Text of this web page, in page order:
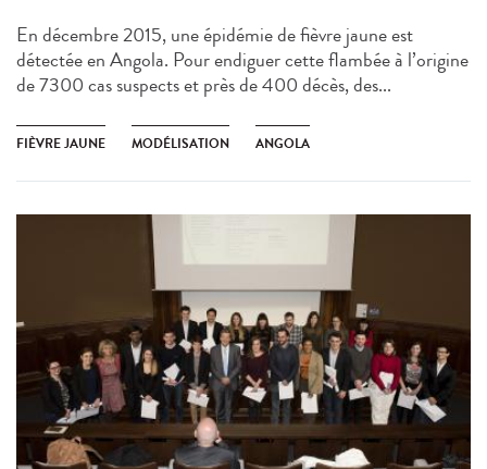
En décembre 2015, une épidémie de fièvre jaune est
détectée en Angola. Pour endiguer cette flambée à l’origine
de 7300 cas suspects et près de 400 décès, des...
FIÈVRE JAUNE MODÉLISATION ANGOLA